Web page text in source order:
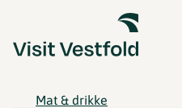
Mat & drikke